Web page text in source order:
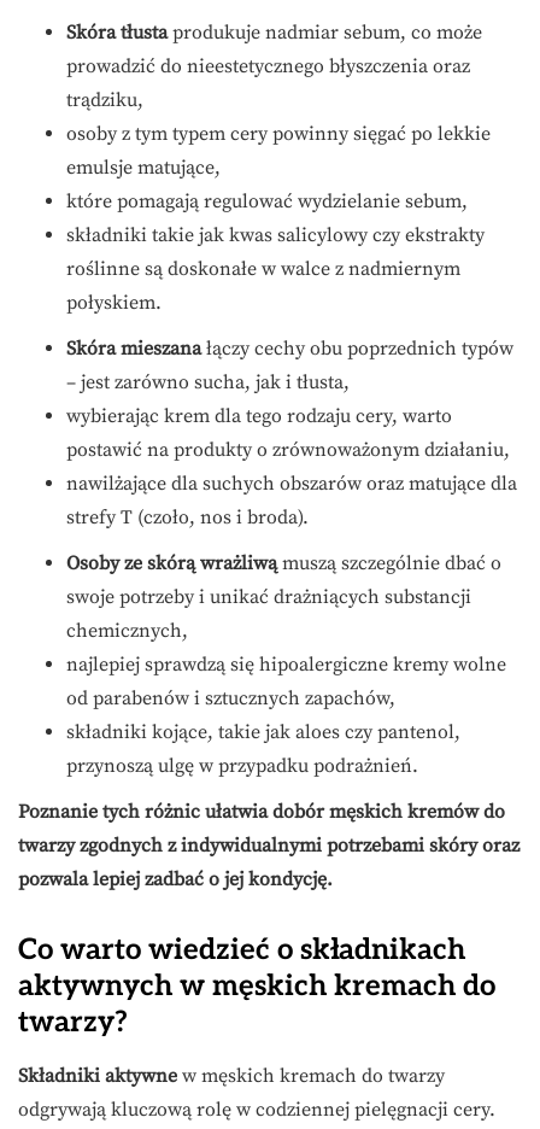
Skóra tłustaprodukuje nadmiar sebum, co może
prowadzić do nieestetycznego błyszczenia oraz
trądziku,
osoby z tym typem cery powinny sięgać po lekkie
emulsje matujące,
które pomagają regulować wydzielanie sebum,
składniki takie jak kwas salicylowy czy ekstrakty
roślinne są doskonałe w walce z nadmiernym
połyskiem.
Skóra mieszanałączy cechy obu poprzednich typów
– jest zarówno sucha, jak i tłusta,
wybierając krem dla tego rodzaju cery, warto
postawić na produkty o zrównoważonym działaniu,
nawilżające dla suchych obszarów oraz matujące dla
strefy T (czoło, nos i broda).
Osoby ze skórą wrażliwąmuszą szczególnie dbać o
swoje potrzeby i unikać drażniących substancji
chemicznych,
najlepiej sprawdzą się hipoalergiczne kremy wolne
od parabenów i sztucznych zapachów,
składniki kojące, takie jak aloes czy pantenol,
przynoszą ulgę w przypadku podrażnień.
Poznanie tych różnic ułatwia dobór męskich kremów do
twarzy zgodnych z indywidualnymi potrzebami skóry oraz
pozwala lepiej zadbać o jej kondycję.
Co warto wiedzieć o składnikach
aktywnych w męskich kremach do
twarzy?
Składniki aktywne w męskich kremach do twarzy
odgrywają kluczową rolę w codziennej pielęgnacji cery.